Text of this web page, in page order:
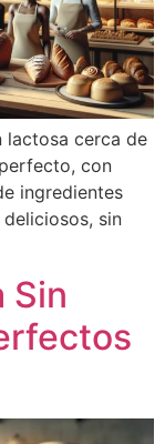
lactosa cerca de
con
ingredientes
sin
Sin